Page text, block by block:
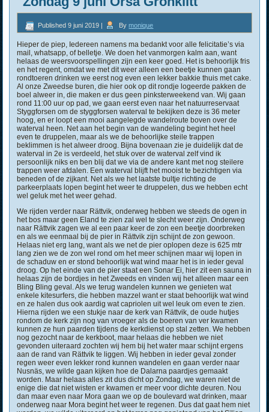
Published 9 juni 2019 | By monique
Hieper de piep, Iedereen namens ma bedankt voor alle felicitatie’s via
mail, whatsapp, of belletje. We doen het vanmorgen kalm aan, want
helaas de weersvoorspellingen zijn een keer goed. Het is behoorlijk fris
en het regent, omdat we met dit weer alleen een beetje kunnen gaan
rondtoeren drinken we eerst nog even een lekker bakkie thuis met cake.
Al onze Zweedse buren, die hier ook op dit rondje logeerde pakken de
boel alweer in, die maken er dus geen pinksterweekend van. Wij gaan
rond 11:00 uur op pad, we gaan eerst even naar het natuurreservaat
Styggforsen om de styggforsen waterval te bekijken deze is 36 meter
hoog, en er loopt een mooi aangelegde wandelroute boven over de
waterval heen. Net aan het begin van de wandeling begint het heel
even te druppelen, maar als we de behoorlijke steile trappen
beklimmen is het alweer droog. Bijna bovenaan zie je duidelijk dat de
waterval in 2e is verdeeld, het stuk over de waterval zelf vind ik
persoonlijk niks en ben blij dat we via de andere kant met nog steilere
trappen weer afdalen. Een waterval blijft het mooist te bezichtigen via
beneden of de zijkant. Net als we het laatste bultje richting de
parkeerplaats lopen begint het weer te druppelen, dus we hebben echt
wel geluk met het weer gehad.
We rijden verder naar Rättvik, onderweg hebben we steeds de ogen in
het bos maar geen Eland te zien zal wel te slecht weer zijn. Onderweg
naar Rättvik zagen we al een paar keer de zon een beetje doorbreken
en als we eenmaal bij de pier in Rättvik zijn schijnt de zon gewoon.
Helaas niet erg lang, want als we net de pier oplopen deze is 625 mtr
lang zien we de zon wel rond om het meer schijnen maar wij lopen in
de schaduw en er stond behoorlijk wat wind maar het is in ieder geval
droog. Op het einde van de pier staat een Sonar Ei, hier zit een sauna in
helaas zijn de bordjes in het Zweeds en vinden wij het alleen maar een
Bling Bling geval. Als we terug wandelen kunnen we genieten wat
enkele kitesurfers, die hebben mazzel want er staat behoorlijk wat wind
en ze halen dus ook aardig wat capriolen uit wel leuk om even te zien.
Hierna rijden we een stukje naar de kerk van Rättvik, de oude hutjes
rondom de kerk zijn nog van vroeger als de boeren van ver kwamen
kunnen ze hun paarden tijdens de kerkdienst op stal zetten. We hebben
nog gezocht naar de kerkboot, maar helaas die hebben we niet
gevonden uiteraard zochten wij hem bij het water maar schijnt ergens
aan de rand van Rättvik te liggen. Wij hebben in ieder geval zonder
regen weer even lekker rond kunnen wandelen en gaan verder naar
Nusnäs, we wilde gaan kijken hoe de Dalarna paardjes gemaakt
worden. Maar helaas alles zit dus dicht op Zondag, we waren niet de
enige die dat niet wisten er kwamen er meer voor dichte deuren. Nou
dan maar even naar Mora gaan we op de boulevard wat drinken, maar
onderweg naar Mora begint het weer te regenen. Dus dat gaat hem niet